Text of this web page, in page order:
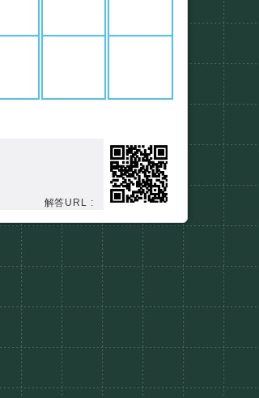
解答URL :